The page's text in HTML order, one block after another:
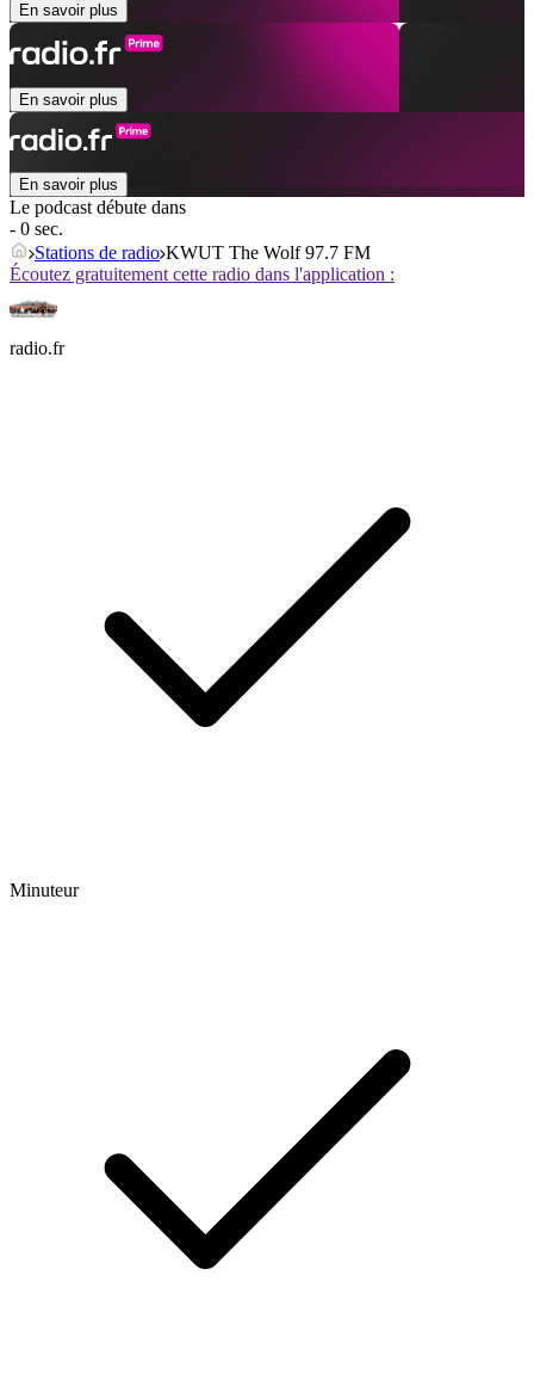
En savoir plus
En savoir plus
En savoir plus
Le podcast débute dans
- 0 sec.
Stations de radio KWUT The Wolf 97.7 FM
Écoutez gratuitement cette radio dans l'application :
radio.fr
Minuteur